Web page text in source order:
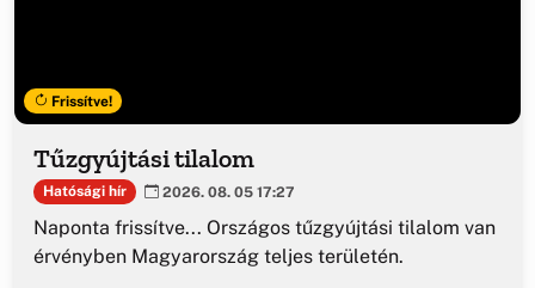
Frissítve!
Tűzgyújtási tilalom
Hatósági hír 2026. 08. 05 17:27
Naponta frissítve... Országos tűzgyújtási tilalom van
érvényben Magyarország teljes területén.